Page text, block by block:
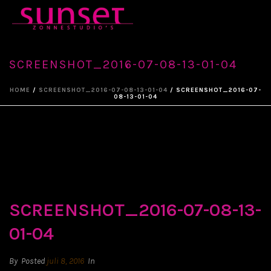
SCREENSHOT_2016-07-08-13-01-04
HOME / SCREENSHOT_2016-07-08-13-01-04 / SCREENSHOT_2016-07-
08-13-01-04
SCREENSHOT_2016-07-08-13-
01-04
By Posted juli 8, 2016 In